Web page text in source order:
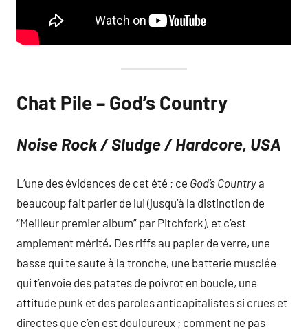
Chat Pile – God’s Country
Noise Rock / Sludge / Hardcore, USA
L’une des évidences de cet été ; ce God’s Countrya
beaucoup fait parler de lui (jusqu’à la distinction de
“Meilleur premier album” par Pitchfork), et c’est
amplement mérité. Des riffs au papier de verre, une
basse qui te saute à la tronche, une batterie musclée
qui t’envoie des patates de poivrot en boucle, une
attitude punk et des paroles anticapitalistes si crues et
directes que c’en est douloureux ; comment ne pas